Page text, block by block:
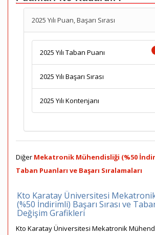
2025 Yılı Puan, Başarı Sırası
2025 Yılı Taban Puanı
2025 Yılı Başarı Sırası
2025 Yılı Kontenjanı
Diğer Mekatronik Mühendisliği (%50
Taban Puanları ve Başarı Sıralamaları
Kto Karatay Üniversitesi
(%50 İndirimli) Başarı Sırası ve
Değişim Grafikleri
Kto Karatay Üniversitesi Mekatronik